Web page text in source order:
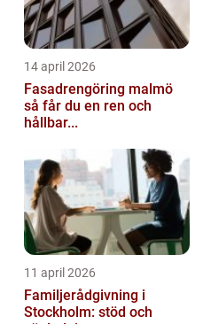
14 april 2026
Fasadrengöring malmö
så får du en ren och
hållbar...
11 april 2026
Familjerådgivning i
Stockholm: stöd och